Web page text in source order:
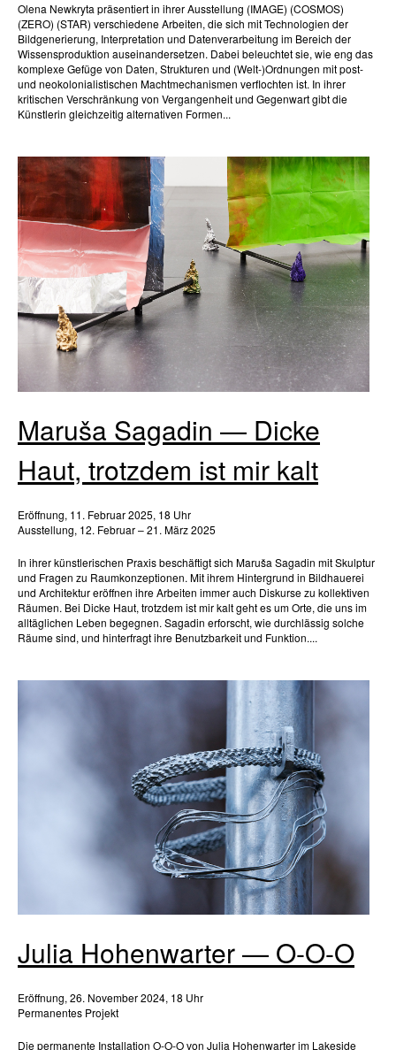
Olena Newkryta präsentiert in ihrer Ausstellung (IMAGE) (COSMOS)
(ZERO) (STAR) verschiedene Arbeiten, die sich mit Technologien der
Bildgenerierung, Interpretation und Datenverarbeitung im Bereich der
Wissensproduktion auseinandersetzen. Dabei beleuchtet sie, wie eng das
komplexe Gefüge von Daten, Strukturen und (Welt-)Ordnungen mit post-
und neokolonialistischen Machtmechanismen verflochten ist. In ihrer
kritischen Verschränkung von Vergangenheit und Gegenwart gibt die
Künstlerin gleichzeitig alternativen Formen...
Maruša Sagadin — Dicke
Haut, trotzdem ist mir kalt
Eröffnung, 11. Februar 2025, 18 Uhr
Ausstellung, 12. Februar – 21. März 2025
In ihrer künstlerischen Praxis beschäftigt sich Maruša Sagadin mit Skulptur
und Fragen zu Raumkonzeptionen. Mit ihrem Hintergrund in Bildhauerei
und Architektur eröffnen ihre Arbeiten immer auch Diskurse zu kollektiven
Räumen. Bei Dicke Haut, trotzdem ist mir kalt geht es um Orte, die uns im
alltäglichen Leben begegnen. Sagadin erforscht, wie durchlässig solche
Räume sind, und hinterfragt ihre Benutzbarkeit und Funktion....
Julia Hohenwarter — O-O-O
Eröffnung, 26. November 2024, 18 Uhr
Permanentes Projekt
Die permanente Installation O-O-O von Julia Hohenwarter im Lakeside